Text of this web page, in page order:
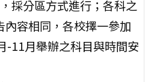
採分區方式進行；各科之
內容相同，各校擇一參加
-11月舉辦之科目與時間安